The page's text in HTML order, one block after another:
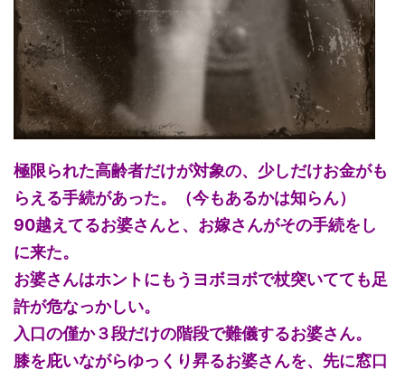
極限られた高齢者だけが対象の、少しだけお金がも
らえる手続があった。（今もあるかは知らん）
90越えてるお婆さんと、お嫁さんがその手続をし
に来た。
お婆さんはホントにもうヨボヨボで杖突いてても足
許が危なっかしい。
入口の僅か３段だけの階段で難儀するお婆さん。
膝を庇いながらゆっくり昇るお婆さんを、先に窓口